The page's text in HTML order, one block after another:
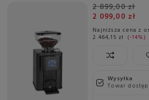
2 899,00 zł
2 099,00 zł
Najniższa cena z
2 464,15 zł -14%
Wysyłka
Towar